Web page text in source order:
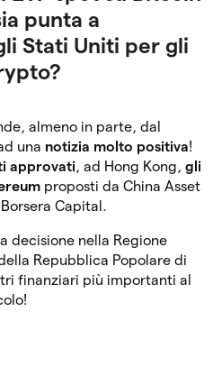
punta a
Stati Uniti per gli
almeno in parte, dal
una notizia molto positiva!
approvati, ad Hong Kong, gli
proposti da China Asset
Capital.
decisione nella Regione
Repubblica Popolare di
finanziari più importanti al